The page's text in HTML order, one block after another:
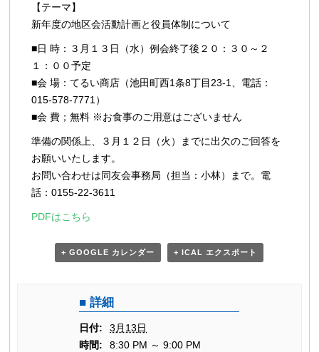
イ
ベ
ン
ト
ナ
ビ
ゲ
ー
シ
ョ
ン
【テーマ】
新年度の地区会活動計画と役員体制について
■日 時：３月１３日（水）例会終了後２０：３０～２
１：００予定
■会 場：てるい商店（池田町西1条8丁目23-1、電話：
015-578-7771）
■会 費；無料 ※お食事のご用意はございません
準備の関係上、３月１２日（火）までに出欠のご回答を
お願いいたします。
お問い合わせは同友会事務局（担当：小林）まで。電
話：0155-22-3611
PDFはこちら
+ GOOGLE カレンダー + ICAL エクスポート
詳細
日付:
3月13日
時間:
8:30 PM ～ 9:00 PM